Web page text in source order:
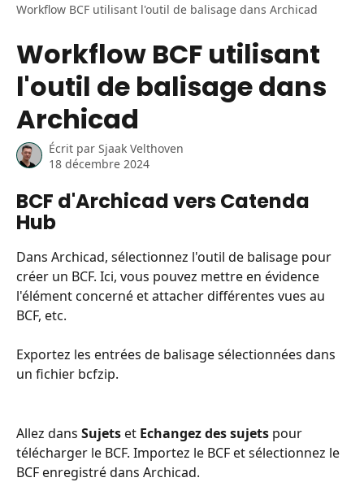
Workflow BCF utilisant l'outil de balisage dans Archicad
Workflow BCF utilisant
l'outil de balisage dans
Archicad
Écrit par Sjaak Velthoven
18 décembre 2024
BCF d'Archicad vers Catenda
Hub
Dans Archicad, sélectionnez l'outil de balisage pour
créer un BCF. Ici, vous pouvez mettre en évidence
l'élément concerné et attacher différentes vues au
BCF, etc.
Exportez les entrées de balisage sélectionnées dans
un fichier bcfzip.
Allez dans Sujets et Echangez des sujets pour
télécharger le BCF. Importez le BCF et sélectionnez le
BCF enregistré dans Archicad.